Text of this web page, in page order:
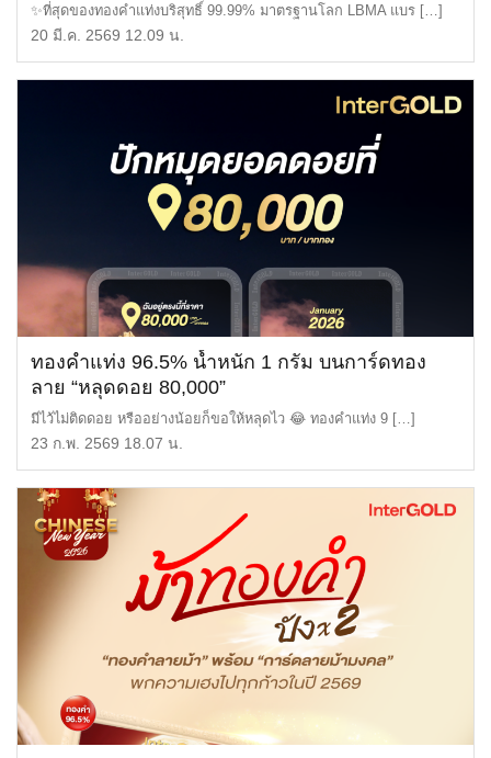
สวิตเซอร์แลนด์
✨ที่สุดของทองคำแท่งบริสุทธิ์ 99.99% มาตรฐานโลก LBMA แบร […]
20 มี.ค. 2569 12.09 น.
ทองคำแท่ง 96.5% น้ำหนัก 1 กรัม บนการ์ดทอง
ลาย “หลุดดอย 80,000”
มีไว้ไม่ติดดอย หรืออย่างน้อยก็ขอให้หลุดไว 😂 ทองคำแท่ง 9 […]
23 ก.พ. 2569 18.07 น.